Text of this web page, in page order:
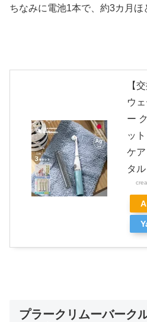
ちなみに電池1本で、約3カ月ほ
【
ウ
ー
ッ
ケ
タ
プラークリムーバーク